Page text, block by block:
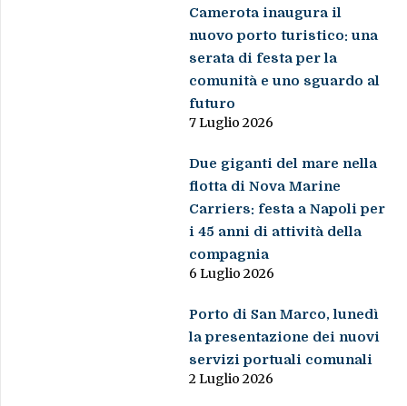
Camerota inaugura il
nuovo porto turistico: una
serata di festa per la
comunità e uno sguardo al
futuro
7 Luglio 2026
Due giganti del mare nella
flotta di Nova Marine
Carriers: festa a Napoli per
i 45 anni di attività della
compagnia
6 Luglio 2026
Porto di San Marco, lunedì
la presentazione dei nuovi
servizi portuali comunali
2 Luglio 2026